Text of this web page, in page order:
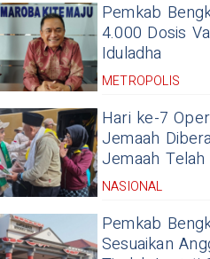
Pemkab
4.000 Dosis
Iduladha
METROPOLIS
Hari ke-7
Jemaah
Jemaah
NASIONAL
Pemkab
Sesuaikan